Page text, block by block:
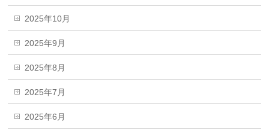
2025年10月
2025年9月
2025年8月
2025年7月
2025年6月